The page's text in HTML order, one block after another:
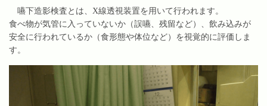
嚥下造影検査とは、X線透視装置を用いて行われます。
食べ物が気管に入っていないか（誤嚥、残留など）、飲み込みが
安全に行われているか（食形態や体位など）を視覚的に評価しま
す。